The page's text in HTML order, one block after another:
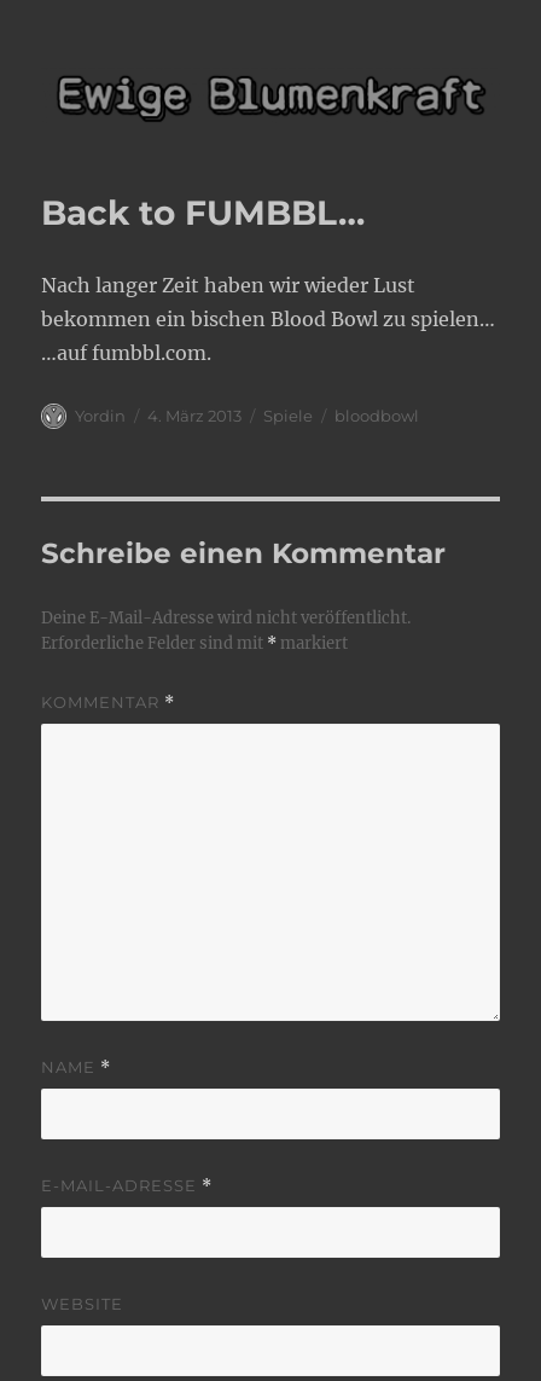
Ewige Blumenkraft
Back to FUMBBL…
Nach langer Zeit haben wir wieder Lust
bekommen ein bischen Blood Bowl zu spielen…
…auf fumbbl.com.
Autor
Yordin
Veröffentlicht
4. März 2013 Kategorien
Spiele Schlagwörter
bloodbowl
Schreibe einen Kommentar
Deine E-Mail-Adresse wird nicht veröffentlicht.
Erforderliche Felder sind mit * markiert
KOMMENTAR *
NAME *
E-MAIL-ADRESSE *
WEBSITE